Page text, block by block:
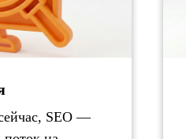
SEO —